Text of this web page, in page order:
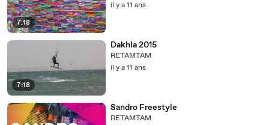
7:18
il y a 11 ans
7:18
Dakhla 2015
RETAMTAM
il y a 11 ans
Sandro Freestyle
RETAMTAM